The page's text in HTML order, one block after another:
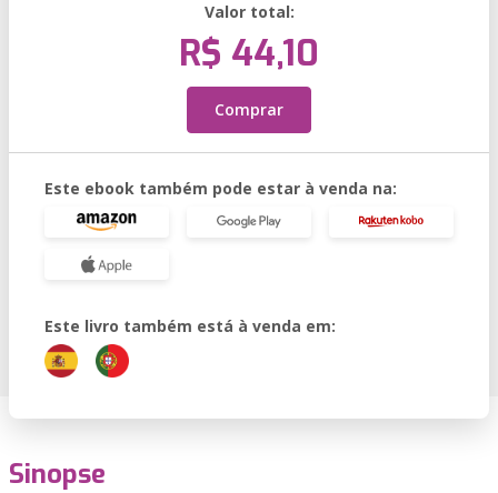
Valor total:
R$ 44,10
Comprar
Este ebook também pode estar à venda na:
Este livro também está à venda em:
Sinopse